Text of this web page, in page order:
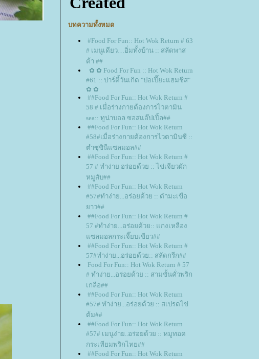
บทความทั้งหมด
#Food For Fun:: Hot Wok Return # 63
# เมนูเดียว…อิ่มทั้งบ้าน :: สลัดพาส
ต้า ##
✿ ✿ Food For Fun :: Hot Wok Return
#61 :: ปาร์ตี้วันเกิด "ปอเปี๊ยะแฮมชีส"
✿ ✿
##Food For Fun:: Hot Wok Return #
58 # เมื่อร่างกายต้องการไวตามิน
sea:: ทูน่าบอล ซอสแอ๊ปเปิ้ล##
##Food For Fun:: Hot Wok Return
#58#เมื่อร่างกายต้องการไวตามินซี ::
ตำซุชินีแซลมอล##
##Food For Fun:: Hot Wok Return #
57 # ทำง่าย อร่อยด้วย :: ไข่เจียวผัก
หมูสับ##
##Food For Fun:: Hot Wok Return
#57#ทำง่าย...อร่อยด้วย :: ตำมะเขือ
าว##
##Food For Fun:: Hot Wok Return #
57 #ทำง่าย...อร่อยด้วย:: แกงเหลือง
ซลมอลกระเจี๊ยบเขียว##
##Food For Fun:: Hot Wok Return #
57#ทำง่าย...อร่อยด้วย:: สลัดกรีก##
Food For Fun:: Hot Wok Return # 57
# ทำง่าย...อร่อยด้วย :: สามชั้นคั่วพริก
เกลือ##
##Food For Fun:: Hot Wok Return
#57# ทำง่าย...อร่อยด้วย :: สเปรดไข่
ต้ม##
##Food For Fun:: Hot Wok Return
#57# เมนูง่าย..อร่อยด้วย :: หมูทอด
กระเทียมพริกไทย##
##Food For Fun:: Hot Wok Return